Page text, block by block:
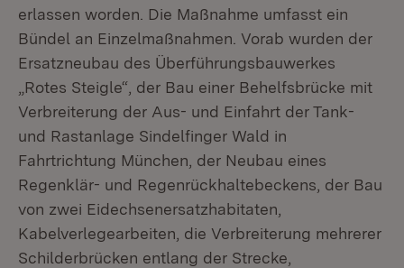
erlassen worden. Die Maßnahme umfasst ein
Bündel an Einzelmaßnahmen. Vorab wurden der
Ersatzneubau des Überführungsbauwerkes
„Rotes Steigle“, der Bau einer Behelfsbrücke mit
Verbreiterung der Aus- und Einfahrt der Tank-
und Rastanlage Sindelfinger Wald in
Fahrtrichtung München, der Neubau eines
Regenklär- und Regenrückhaltebeckens, der Bau
von zwei Eidechsenersatzhabitaten,
Kabelverlegearbeiten, die Verbreiterung mehrerer
Schilderbrücken entlang der Strecke,